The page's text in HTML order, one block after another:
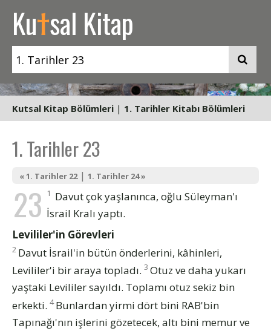
Kutsal Kitap
Kutsal Kitap Bölümleri | 1. Tarihler Kitabı Bölümleri
1. Tarihler 23
« 1. Tarihler 22| 1. Tarihler 24 »
23 1 Davut çok yaşlanınca, oğlu Süleyman'ı
İsrail Kralı yaptı.
Levililer'in Görevleri
2 Davut İsrail'in bütün önderlerini, kâhinleri,
Levililer'i bir araya topladı. 3 Otuz ve daha yukarı
yaştaki Levililer sayıldı. Toplamı otuz sekiz bin
erkekti. 4 Bunlardan yirmi dört bini RAB'bin
Tapınağı'nın işlerini gözetecek, altı bini memur ve